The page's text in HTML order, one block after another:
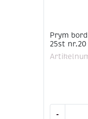
Prym
25st nr.20
-